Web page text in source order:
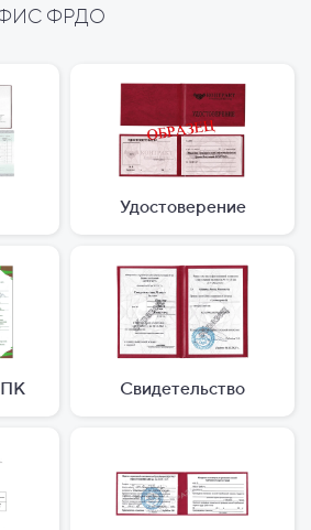
ФИС ФРДО
Удостоверение
ПК Свидетельство